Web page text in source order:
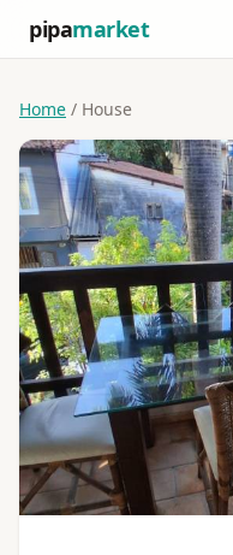
pipamarket
Home / House